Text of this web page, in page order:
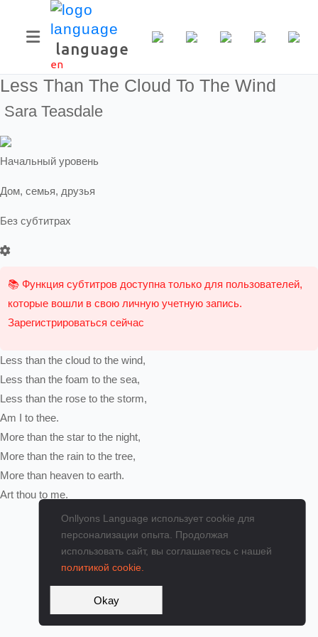
language
en
Onllyons Language использует cookie для
персонализации опыта. Продолжая
использовать сайт, вы соглашаетесь с нашей
политикой cookie.
Okay
Less Than The Cloud To The Wind
Sara Teasdale
Начальный уровень
Дом, семья, друзья
Без субтитрах
📚 Функция субтитров доступна только для пользователей,
которые вошли в свою личную учетную запись.
Зарегистрироваться сейчас
Less than the cloud to the wind,
Less than the foam to the sea,
Less than the rose to the storm,
Am I to thee.
More than the star to the night,
More than the rain to the tree,
More than heaven to earth.
Art thou to me.